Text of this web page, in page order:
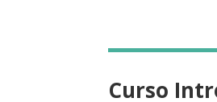
Curso